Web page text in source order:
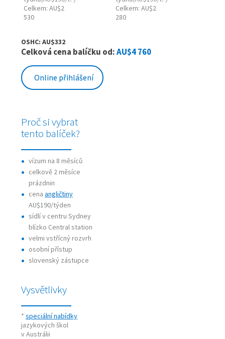
Celkem: AU$2
530
Celkem: AU$2
280
OSHC: AU$332
Celková cena balíčku od:AU$4 760
Online přihlášení
Proč si vybrat
tento balíček?
vízum na 8 měsíců
celkově 2 měsíce
prázdnin
cenaangličtiny
AU$190/týden
sídlí v centru Sydney
blízko Central station
velmi vstřícný rozvrh
osobní přístup
slovenský zástupce
Vysvětlivky
*speciální nabídky
jazykových škol
v Austrálii